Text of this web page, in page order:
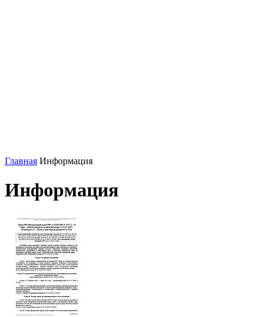
Главная Информация
Информация